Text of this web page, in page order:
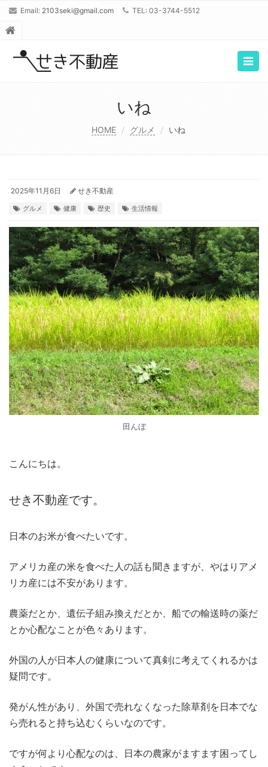
Email: 2103seki@gmail.com TEL: 03-3744-5512
いね
HOME グルメ いね
2025年11月6日 せき不動産
グルメ 健康 歴史 生活情報
田んぼ
こんにちは。
せき不動産です。
日本のお米が食べたいです。
アメリカ産の米を食べた人の話も聞きますが、やはりアメ
リカ産には不安があります。
農薬だとか、遺伝子組み換えだとか、船での輸送時の薬だ
とか心配なことが色々あります。
外国の人が日本人の健康について真剣に考えてくれるかは
疑問です。
発がん性があり、外国で売れなくなった除草剤を日本でな
ら売れると持ち込むくらいなのです。
ですが何より心配なのは、日本の農家がますます困ってし